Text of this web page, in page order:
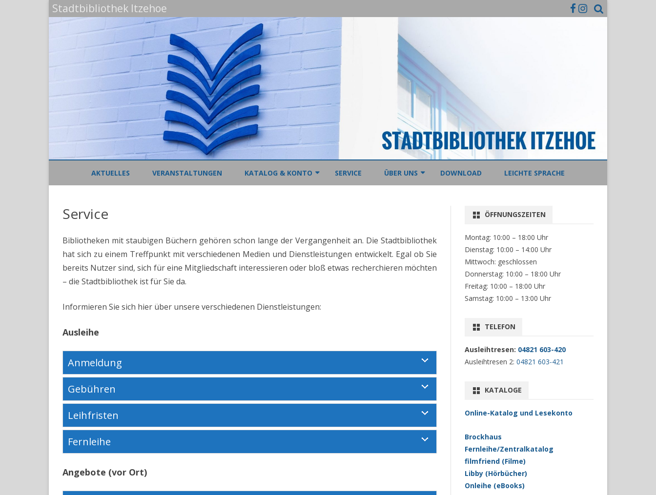
Stadtbibliothek Itzehoe
to
AKTUELLES VERANSTALTUNGEN KATALOG & KONTO
FILMFRIEND
ZENTRALKATALOG
SERVICE ÜBER UNS
IMPRESSUM
DOWNLOAD LEICHTE SPRACHE
Service
Bibliotheken mit staubigen Büchern gehören schon lange der Vergangenheit an. Die Stadtbibliothek
hat sich zu einem Treffpunkt mit verschiedenen Medien und Dienstleistungen entwickelt. Egal ob Sie
bereits Nutzer sind, sich für eine Mitgliedschaft interessieren oder bloß etwas recherchieren möchten
– die Stadtbibliothek ist für Sie da.
Informieren Sie sich hier über unsere verschiedenen Dienstleistungen:
Ausleihe
Anmeldung
Gebühren
Leihfristen
Fernleihe
Angebote (vor Ort)
ÖFFNUNGSZEITEN
Montag: 10:00 – 18:00 Uhr
Dienstag: 10:00 – 14:00 Uhr
Mittwoch: geschlossen
Donnerstag: 10:00 – 18:00 Uhr
Freitag: 10:00 – 18:00 Uhr
Samstag: 10:00 – 13:00 Uhr
TELEFON
Ausleihtresen: 04821 603-420
Ausleihtresen 2: 04821 603-421
KATALOGE
Online-Katalog und Lesekonto
Brockhaus
Fernleihe/Zentralkatalog
filmfriend (Filme)
Libby (Hörbücher)
Onleihe (eBooks)